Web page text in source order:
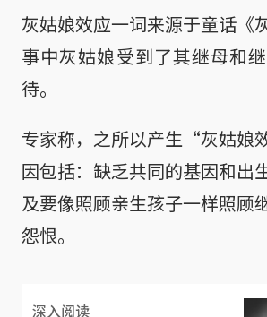
灰姑娘效应一词来源于童话《
事中灰姑娘受到了其继母和
待。
专家称，之所以产生“灰姑娘
因包括：缺乏共同的基因和出
及要像照顾亲生孩子一样照顾
怨恨。
深入阅读